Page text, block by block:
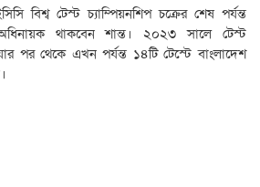
বিশ্ব টেস্ট চ্যাম্পিয়নশিপ চক্রের শেষ পর্যন্ত
থাকবেন শান্ত। ২০২৩ সালে টেস্ট
পর থেকে এখন পর্যন্ত ১৪টি টেস্টে বাংলাদেশ